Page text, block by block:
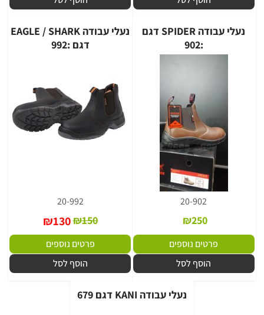
נעלי עבודה SPIDER דגם
:902
20-902
₪250
פרטים נוספים
הוסף לסל
נעלי עבודה EAGLE / SHARK
דגם :992
20-992
₪150
₪130
פרטים נוספים
הוסף לסל
נעלי עבודה KANI דגם 679